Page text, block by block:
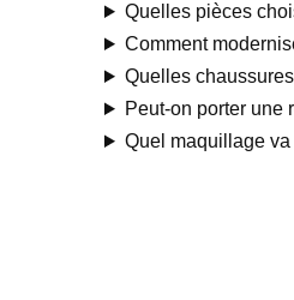
Quelles pièces
Comment
Quelles
Peut-on porter une
Quel maquillage